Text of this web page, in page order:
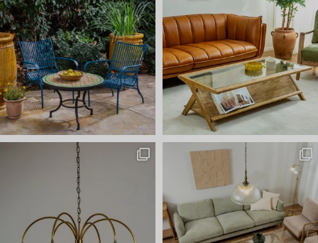
באים לבחור תאורה? ⭐ כל אחד מ